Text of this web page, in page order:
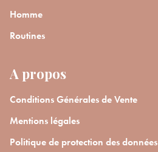
Homme
Routines
A propos
Conditions Générales de Vente
Mentions légales
Politique de protection des données